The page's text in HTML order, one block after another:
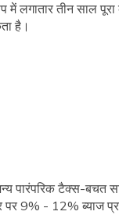
लगातार तीन साल
है।
पारंपरिक टैक्स-बचत
9% - 12% ब्याज